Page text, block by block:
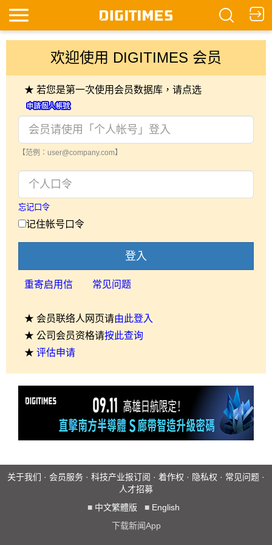
欢迎使用 DIGITIMES 会员
★ 若您是第一次使用会员数据库，请点选
【范例：user@company.com】
忘记口令
记住帐号口令
登入
重寄启用信 常见问题
★ 会员联络人网页请由此登入
★ 公司会员资格请按此查询
★ 评估申请
关于我们 · 会员服务 · 科技产业报订阅 · 着作权 · 隐私权 · 常见问题 ·
人才招募
■ 中文繁體版 ■ English
下载新闻App